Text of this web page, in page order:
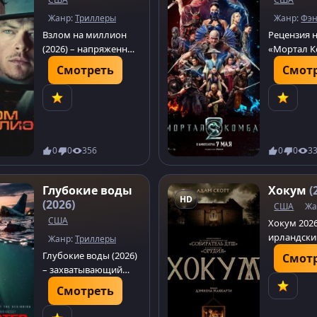
Жанр:Триллеры
Взлом на миллион
(2026) – напряженный
триллер. Погрузитесь
в мир хакера Коула,
который вынужден
нарушить свои
сейчас!
Смотреть
0 0 356
Жанр:
Рецензия
«Мортал
(2026):
культовой
Земного
0 0
Глубокие воды
(2026)
США
Жанр:Триллеры
Глубокие воды (2026)
– захватывающий
триллер от Ренни
Харлина.
Погрузитесь в мир
Смотреть
HD
Хокум
США
Хокум
ужасов
McCarthy.
ведьмой в